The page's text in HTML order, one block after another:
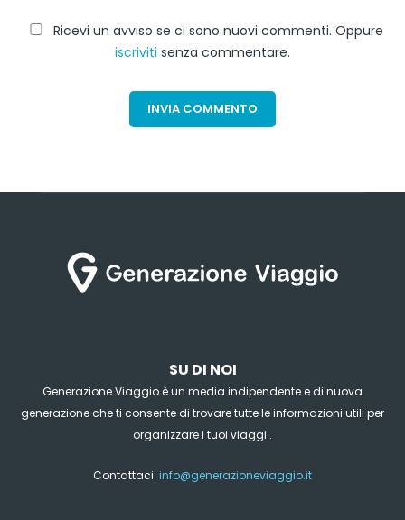
Ricevi un avviso se ci sono nuovi commenti. Oppure
iscriviti senza commentare.
SU DI NOI
Generazione Viaggio è un media indipendente e di nuova
generazione che ti consente di trovare tutte le informazioni utili per
organizzare i tuoi viaggi .
Contattaci: info@generazioneviaggio.it